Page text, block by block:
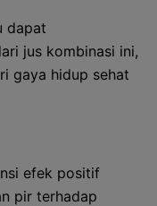
dapat
jus kombinasi ini,
gaya hidup sehat
efek positif
pir terhadap